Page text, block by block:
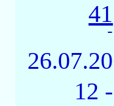
41
-
26.07.20
12 -